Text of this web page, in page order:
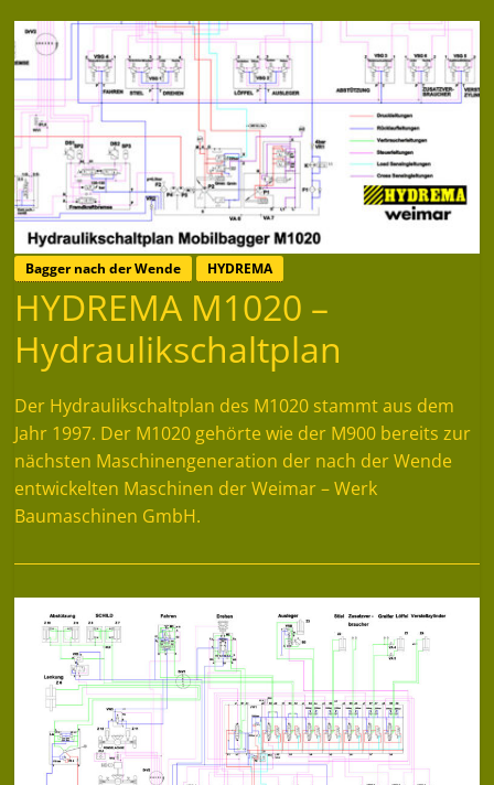
Bagger nach der Wende HYDREMA
HYDREMA M1020 –
Hydraulikschaltplan
Der Hydraulikschaltplan des M1020 stammt aus dem
Jahr 1997. Der M1020 gehörte wie der M900 bereits zur
nächsten Maschinengeneration der nach der Wende
entwickelten Maschinen der Weimar – Werk
Baumaschinen GmbH.